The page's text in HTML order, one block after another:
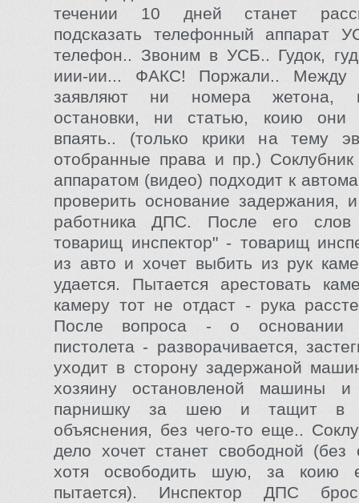
течении 10 дней станет
подсказать телефонный аппарат
телефон.. Звоним в УСБ.. Гудок,
иии-ии... ФАКС! Поржали.. Между
заявляют ни номера жетона,
остановки, ни статью, коию они
впаять.. (только крики на тему
отобранные права и пр.)
аппаратом (видео) подходит к
проверить основание задержания,
работника ДПС. После его слов
товарищ инспектор" - товарищ
из авто и хочет выбить из рук
удается. Пытается арестовать
камеру тот не отдаст - рука
После вопроса - о основании
пистолета - разворачивается,
уходит в сторону задержаной
хозяину остановленой машины и
парнишку за шею и тащит в
объяснения, без чего-то еще..
дело хочет станет свободной (без
хотя освободить шую, за коию
пытается). Инспектор ДПС